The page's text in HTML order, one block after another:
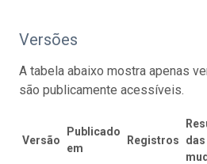
Versões
A tabela abaixo mostra apenas
são publicamente acessíveis.
Versão
Publicado
em
Registros
das